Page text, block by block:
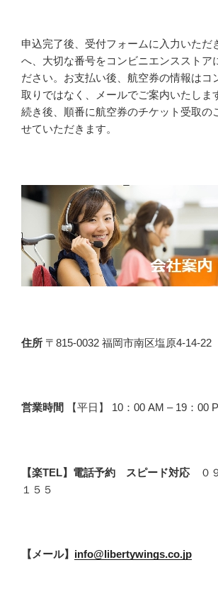
申込完了後、受付フォームに入力いただ
へ、大切な番号をコンビニエンスストア
ださい。お支払い後、航空券の情報はコ
取りではなく、メールでご案内いたしま
続き後、順番に航空券のチケット受取の
せていただきます。
住所 〒815-0032 福岡市南区塩原4-14-22
営業時間 【平日】 10：00 AM – 19：00
【楽TEL】電話予約 スピード対応
０
１５５
【メール】 info@libertywings.co.jp